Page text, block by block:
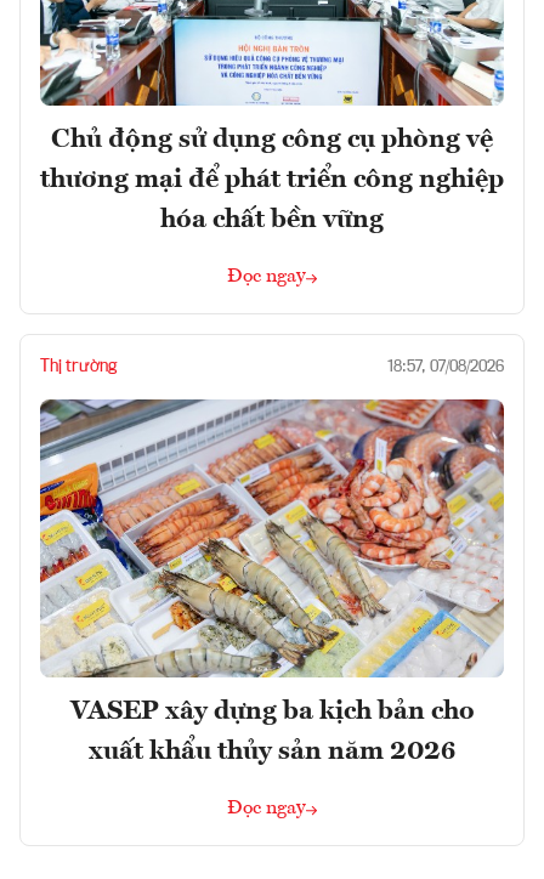
Chủ động sử dụng công cụ phòng vệ
thương mại để phát triển công nghiệp
hóa chất bền vững
Đọc ngay
Thị trường 18:57, 07/08/2026
VASEP xây dựng ba kịch bản cho
xuất khẩu thủy sản năm 2026
Đọc ngay